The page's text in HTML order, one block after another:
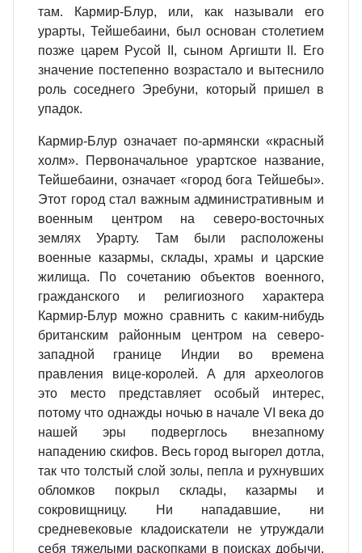
там. Кармир-Блур, или, как называли его
урарты, Тейшебаини, был основан столетием
позже царем Русой II, сыном Аргишти II. Его
значение постепенно возрастало и вытеснило
роль соседнего Эребуни, который пришел в
упадок.
Кармир-Блур означает по-армянски «красный
холм». Первоначальное урартское название,
Тейшебаини, означает «город бога Тейшебы».
Этот город стал важным административным и
военным центром на северо-восточных
землях Урарту. Там были расположены
военные казармы, склады, храмы и царские
жилища. По сочетанию объектов военного,
гражданского и религиозного характера
Кармир-Блур можно сравнить с каким-нибудь
британским районным центром на северо-
западной границе Индии во времена
правления вице-королей. А для археологов
это место представляет особый интерес,
потому что однажды ночью в начале VI века до
нашей эры подверглось внезапному
нападению скифов. Весь город выгорел дотла,
так что толстый слой золы, пепла и рухнувших
обломков покрыл склады, казармы и
сокровищницу. Ни нападавшие, ни
средневековые кладоискатели не утруждали
себя тяжелыми раскопками в поисках добычи.